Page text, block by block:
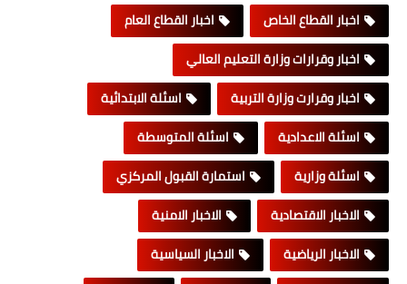
اخبار القطاع الخاص
اخبار القطاع العام
اخبار وقرارات وزارة التعليم العالي
اخبار وقرارت وزارة التربية
اسئلة الابتدائية
اسئلة الاعدادية
اسئلة المتوسطة
اسئلة وزارية
استمارة القبول المركزي
الاخبار الاقتصادية
الاخبار الامنية
الاخبار الرياضية
الاخبار السياسية